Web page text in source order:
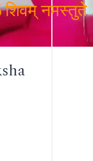
शिवम् नमस्तुते